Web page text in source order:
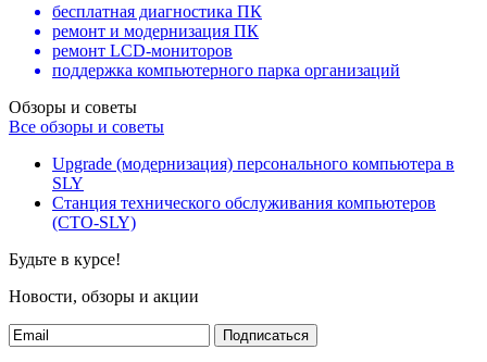
бесплатная диагностика ПК
ремонт и модернизация ПК
ремонт LCD-мониторов
поддержка компьютерного парка организаций
Обзоры и советы
Все обзоры и советы
Upgrade (модернизация) персонального компьютера в
SLY
Станция технического обслуживания компьютеров
(СТО-SLY)
Будьте в курсе!
Новости, обзоры и акции
Подписаться